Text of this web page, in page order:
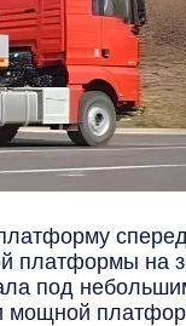
платформы на
под
мощной